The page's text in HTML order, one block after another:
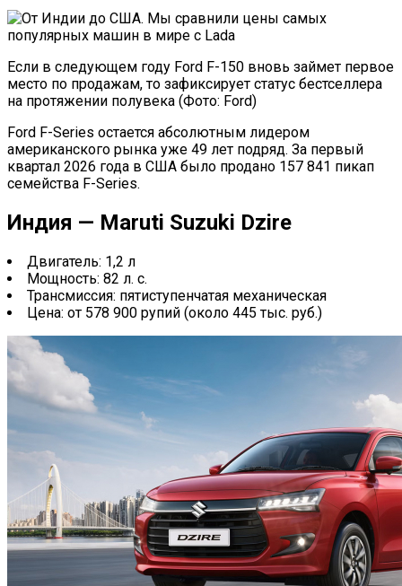
Если в следующем году Ford F-150 вновь займет первое
место по продажам, то зафиксирует статус бестселлера
на протяжении полувека (Фото: Ford)
Ford F-Series остается абсолютным лидером
американского рынка уже 49 лет подряд. За первый
квартал 2026 года в США было продано 157 841 пикап
семейства F-Series.
Индия — Maruti Suzuki Dzire
Двигатель: 1,2 л
Мощность: 82 л. с.
Трансмиссия: пятиступенчатая механическая
Цена: от 578 900 рупий (около 445 тыс. руб.)